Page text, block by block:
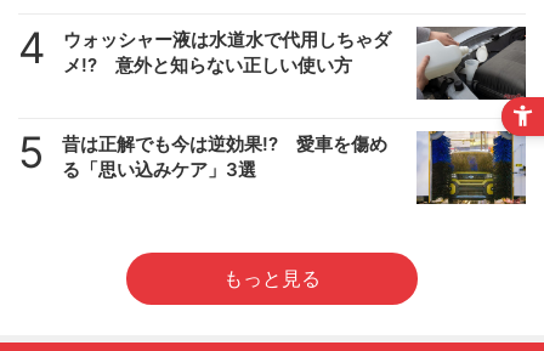
4
ウォッシャー液は水道水で代用しちゃダ
メ!? 意外と知らない正しい使い方
5
昔は正解でも今は逆効果!? 愛車を傷め
る「思い込みケア」3選
もっと見る